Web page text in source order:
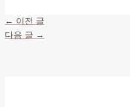
← 이전 글
다음 글 →